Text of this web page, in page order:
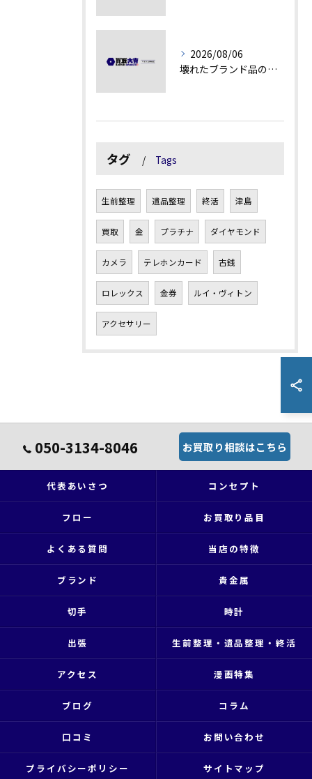
2026/08/06
壊れたブランド品の価値を見極める技術とは
タグ Tags
生前整理 遺品整理 終活 津島
買取 金 プラチナ ダイヤモンド
カメラ テレホンカード 古銭
ロレックス 金券 ルイ・ヴィトン
アクセサリー
050-3134-8046 お買取り相談はこちら
代表あいさつ コンセプト
フロー お買取り品目
よくある質問 当店の特徴
ブランド 貴金属
切手 時計
出張 生前整理・遺品整理・終活
アクセス 漫画特集
ブログ コラム
口コミ お問い合わせ
プライバシーポリシー サイトマップ